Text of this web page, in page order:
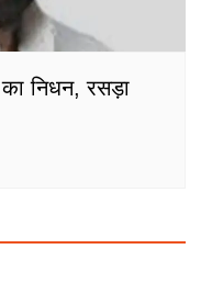
निधन, रसड़ा